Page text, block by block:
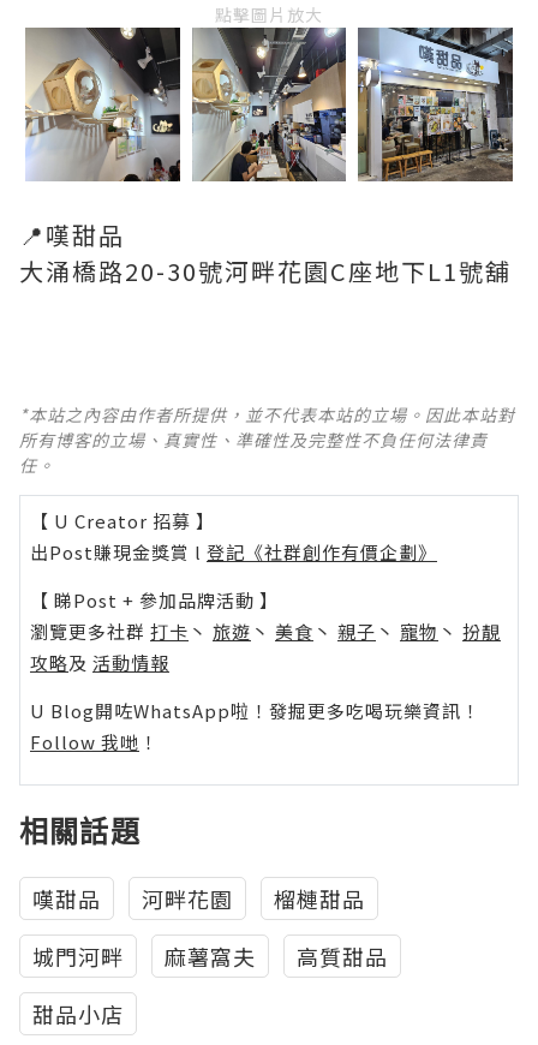
點擊圖片放大
📍嘆甜品
大涌橋路20-30號河畔花園C座地下L1號舖
*本站之內容由作者所提供，並不代表本站的立場。因此本站對
所有博客的立場、真實性、準確性及完整性不負任何法律責
任。
【 U Creator 招募 】
出Post賺現金獎賞 l 登記《社群創作有價企劃》
【 睇Post + 參加品牌活動 】
瀏覽更多社群 打卡 丶 旅遊 丶 美食 丶 親子 丶 寵物 丶 扮靚
攻略及 活動情報
U Blog開咗WhatsApp啦！發掘更多吃喝玩樂資訊！
Follow 我哋 ！
相關話題
嘆甜品 河畔花園
榴槤甜品
城門河畔
麻薯窩夫
高質甜品
甜品小店